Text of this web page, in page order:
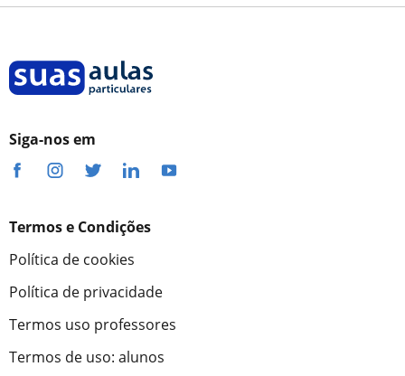
Siga-nos em
Termos e Condições
Política de cookies
Política de privacidade
Termos uso professores
Termos de uso: alunos